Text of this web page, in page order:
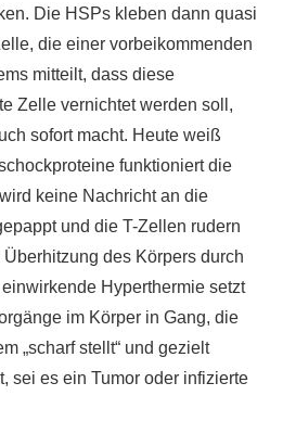
Die HSPs kleben dann quasi
die einer vorbeikommenden
mitteilt, dass diese
Zelle vernichtet werden soll,
sofort macht. Heute weiß
funktioniert die
keine Nachricht an die
und die T-Zellen rudern
des Körpers durch
Hyperthermie setzt
im Körper in Gang, die
„scharf stellt“ und gezielt
sei es ein Tumor oder infizierte